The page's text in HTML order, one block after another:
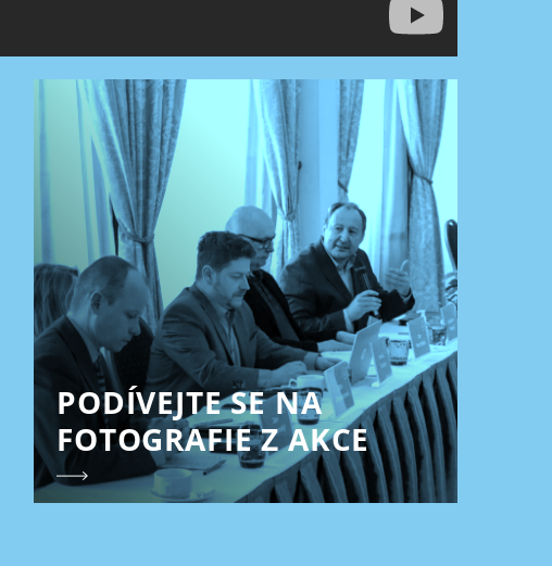
PODÍVEJTE SE NA
FOTOGRAFIE Z AKCE